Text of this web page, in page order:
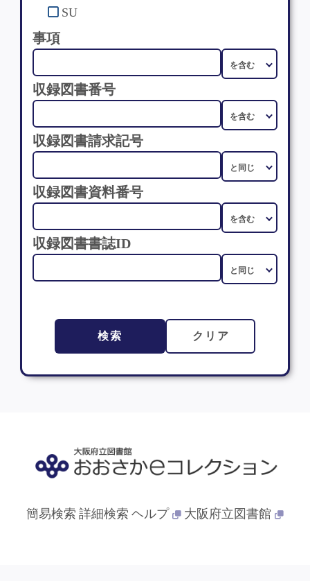
SU
事項
収録図書番号
収録図書請求記号
収録図書資料番号
収録図書書誌ID
検索 クリア
簡易検索 詳細検索 ヘルプ 大阪府立図書館